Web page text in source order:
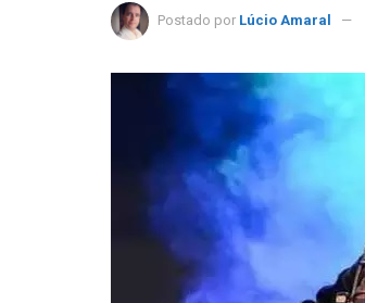
Postado por Lúcio Amaral